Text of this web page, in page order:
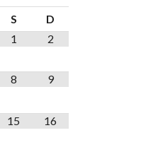
S
D
1
2
8 9
15 16